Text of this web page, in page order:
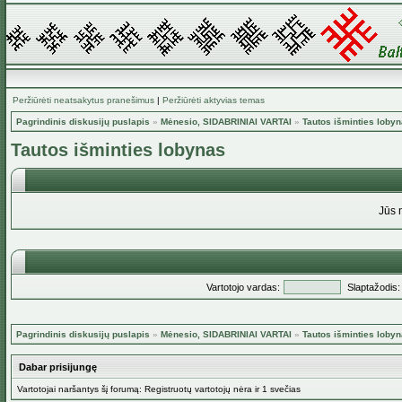
Peržiūrėti neatsakytus pranešimus | Peržiūrėti aktyvias temas
Pagrindinis diskusijų puslapis » Mėnesio, SIDABRINIAI VARTAI » Tautos išminties
Tautos išminties lobynas
Jūs
Vartotojo vardas: Slaptažodis:
Pagrindinis diskusijų puslapis » Mėnesio, SIDABRINIAI VARTAI » Tautos išminties
Dabar prisijungę
Vartotojai naršantys šį forumą: Registruotų vartotojų nėra ir 1 svečias